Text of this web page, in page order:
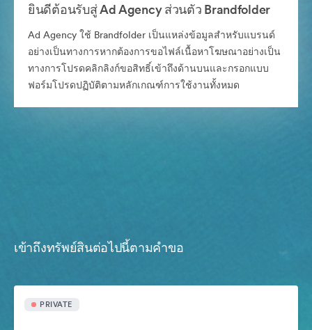
ยินดีต้อนรับสู่ Ad Agency ส่วนตัว Brandfolder
Ad Agency ใช้ Brandfolder เป็นแหล่งข้อมูลสำหรับแบรนด์
อย่างเป็นทางการหากต้องการขอไฟล์เนื้อหาโฆษณาอย่างเป็น
ทางการโปรดคลิกลิงก์ขอสิทธิ์เข้าถึงด้านบนและกรอกแบบ
ฟอร์มโปรดปฏิบัติตามหลักเกณฑ์การใช้งานทั้งหมด
เข้าถึงทรัพย์สินต่อไปนี้ตามคำขอ
PRIVATE